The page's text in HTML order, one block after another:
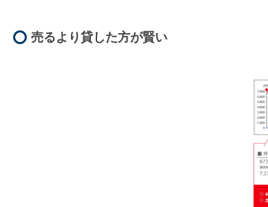
売るより貸した方が賢い